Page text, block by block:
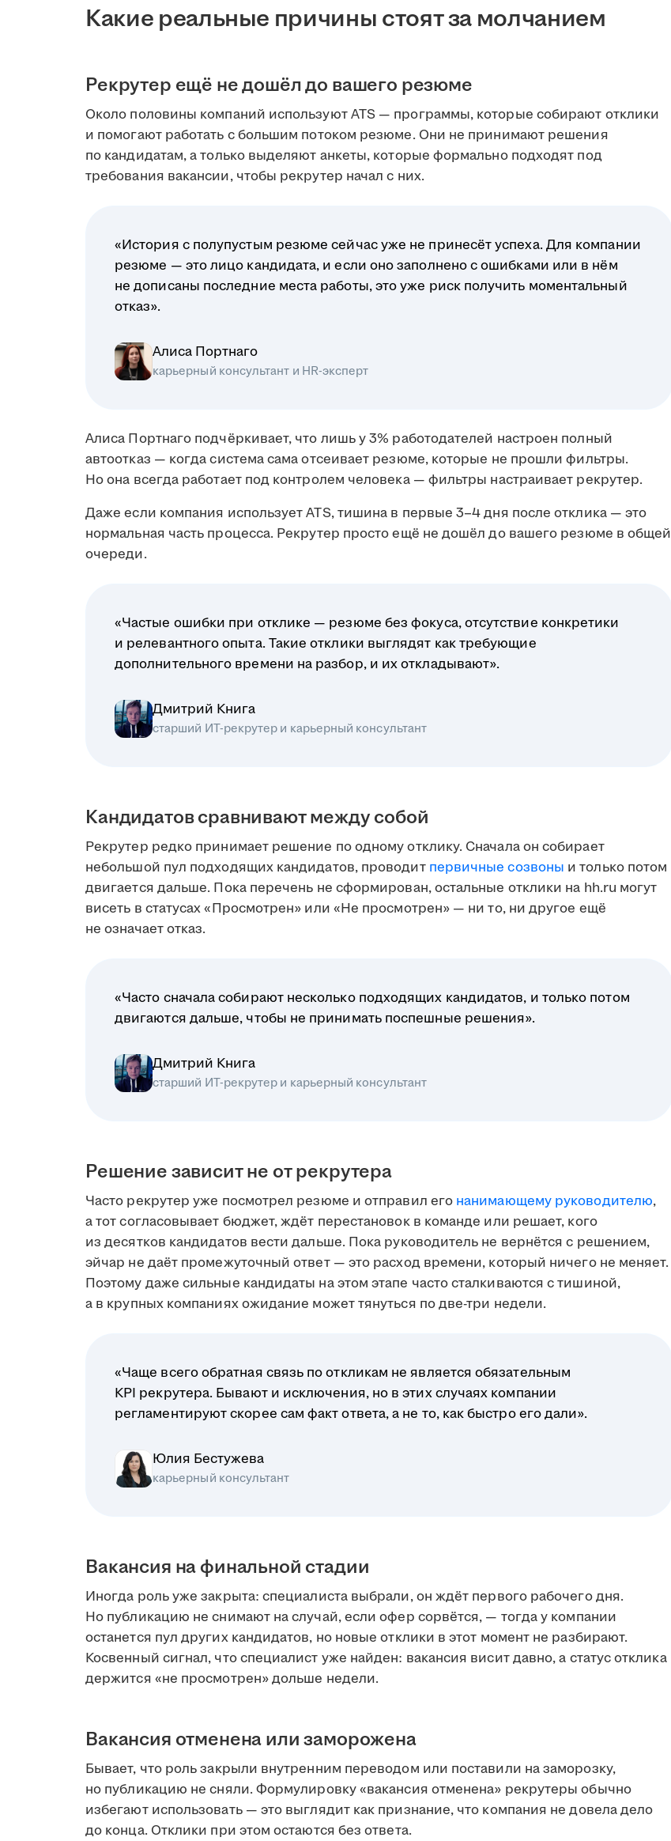
Какие реальные причины стоят за молчанием
Рекрутер ещё не дошёл до вашего резюме
Около половины компаний используют ATS — программы, которые собирают отклики
и помогают работать с большим потоком резюме. Они не принимают решения
по кандидатам, а только выделяют анкеты, которые формально подходят под
требования вакансии, чтобы рекрутер начал с них.
«История с полупустым резюме сейчас уже не принесёт успеха. Для компании
резюме — это лицо кандидата, и если оно заполнено с ошибками или в нём
не дописаны последние места работы, это уже риск получить моментальный
отказ».
Алиса Портнаго
карьерный консультант и HR-эксперт
Алиса Портнаго подчёркивает, что лишь у 3% работодателей настроен полный
автоотказ — когда система сама отсеивает резюме, которые не прошли фильтры.
Но она всегда работает под контролем человека — фильтры настраивает рекрутер.
Даже если компания использует ATS, тишина в первые 3–4 дня после отклика — это
нормальная часть процесса. Рекрутер просто ещё не дошёл до вашего резюме в общей
очереди.
«Частые ошибки при отклике — резюме без фокуса, отсутствие конкретики
и релевантного опыта. Такие отклики выглядят как требующие
дополнительного времени на разбор, и их откладывают».
Дмитрий Книга
старший ИТ-рекрутер и карьерный консультант
Кандидатов сравнивают между собой
Рекрутер редко принимает решение по одному отклику. Сначала он собирает
небольшой пул подходящих кандидатов, проводит первичные созвоны и только потом
двигается дальше. Пока перечень не сформирован, остальные отклики на hh.ru могут
висеть в статусах «Просмотрен» или «Не просмотрен» — ни то, ни другое ещё
не означает отказ.
«Часто сначала собирают несколько подходящих кандидатов, и только потом
двигаются дальше, чтобы не принимать поспешные решения».
Дмитрий Книга
старший ИТ-рекрутер и карьерный консультант
Решение зависит не от рекрутера
Часто рекрутер уже посмотрел резюме и отправил его нанимающему руководителю,
а тот согласовывает бюджет, ждёт перестановок в команде или решает, кого
из десятков кандидатов вести дальше. Пока руководитель не вернётся с решением,
эйчар не даёт промежуточный ответ — это расход времени, который ничего не меняет.
Поэтому даже сильные кандидаты на этом этапе часто сталкиваются с тишиной,
а в крупных компаниях ожидание может тянуться по две-три недели.
«Чаще всего обратная связь по откликам не является обязательным
KPI рекрутера. Бывают и исключения, но в этих случаях компании
регламентируют скорее сам факт ответа, а не то, как быстро его дали».
Юлия Бестужева
карьерный консультант
Вакансия на финальной стадии
Иногда роль уже закрыта: специалиста выбрали, он ждёт первого рабочего дня.
Но публикацию не снимают на случай, если офер сорвётся, — тогда у компании
останется пул других кандидатов, но новые отклики в этот момент не разбирают.
Косвенный сигнал, что специалист уже найден: вакансия висит давно, а статус отклика
держится «не просмотрен» дольше недели.
Вакансия отменена или заморожена
Бывает, что роль закрыли внутренним переводом или поставили на заморозку,
но публикацию не сняли. Формулировку «вакансия отменена» рекрутеры обычно
избегают использовать — это выглядит как признание, что компания не довела дело
до конца. Отклики при этом остаются без ответа.